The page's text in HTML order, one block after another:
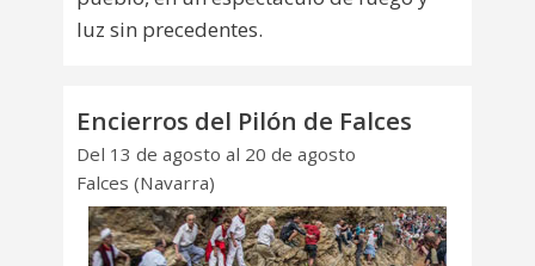
luz sin precedentes.
Encierros del Pilón de Falces
Del 13 de agosto al 20 de agosto
Falces (Navarra)